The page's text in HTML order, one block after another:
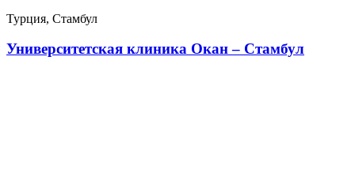
Турция, Стамбул
Университетская клиника Окан – Стамбул